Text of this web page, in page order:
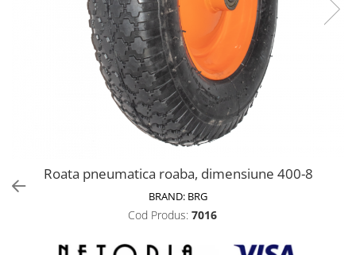
Tricicluri cargo fara permis
Tricicluri persoane
Trotinete electrice
Biciclete, trotinete, triciclete
Motoburghie si accesorii
Drujbe, fierastraie electrice
Roata pneumatica roaba, dimensiune 400-8
BRAND: BRG
Cod Produs: 7016